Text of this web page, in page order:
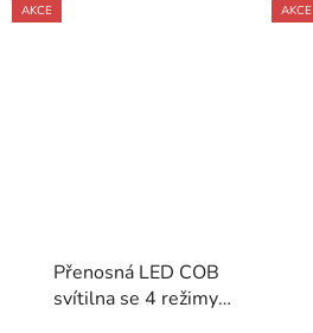
AKCE
Přenosná LED COB
svítilna se 4 režimy
AKCE